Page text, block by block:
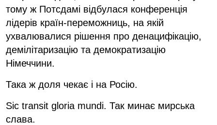
тому ж Потсдамі відбулася конференція
лідерів країн-переможниць, на якій
ухвалювалися рішення про денацифікацію,
демілітаризацію та демократизацію
Німеччини.
Така ж доля чекає і на Росію.
Sic transit gloria mundi. Так минає мирська
слава.